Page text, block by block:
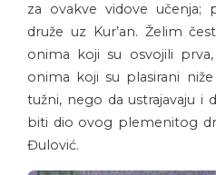
za ovakve vidove učenja;
druže uz Kur’an. Želim
onima koji su osvojili
onima koji su plasirani
tužni, nego da ustrajavaju i
biti dio ovog plemenitog
Đulović.